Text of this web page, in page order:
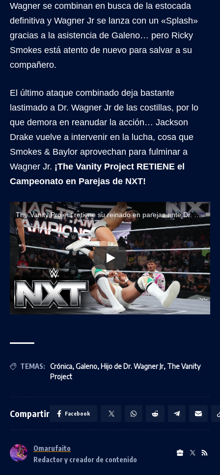
Wagner se combinan en busca de la estocada
definitiva y Wagner Jr se lanza con un «Splash»
gracias a la asistencia de Galeno… pero Ricky
Smokes está atento de nuevo para salvar a su
compañero.
El último ataque combinado deja bastante
lastimado a Dr. Wagner Jr de las costillas, por lo
que demora en reanudar la acción… Jackson
Drake vuelve a intervenir en la lucha, cosa que
Smokes & Baylor aprovechan para fulminar a
Wagner Jr. ¡The Vanity Project RETIENE el
Campeonato en Parejas de NXT!
The Vanity Project retiene su reinado en parejas ante Dr. Wagner Jr & Galeno en WWE NXT
TEMAS: Crónica,Galeno, Hijo de Dr. Wagner Jr, The Vanity
Project
Compartir Facebook
Omarufaito
Redactor y creador de contenido